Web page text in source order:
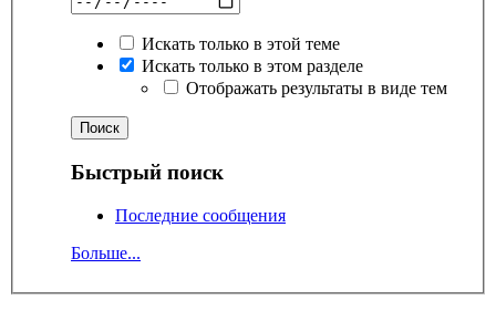
Искать только в этой теме
Искать только в этом разделе
Отображать результаты в виде тем
Быстрый поиск
Последние сообщения
Больше...